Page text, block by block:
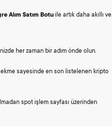
Alım Satım Botu ile artık daha akıllı ve
her zaman bir adım önde olun.
sayesinde en son listelenen kripto
spot işlem sayfası üzerinden